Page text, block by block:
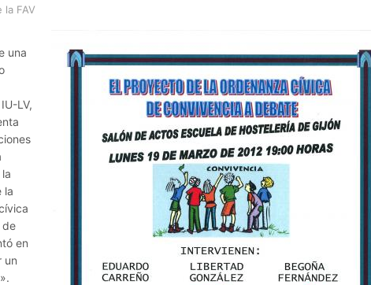
la FAV
una
LV,
la
de
en
un